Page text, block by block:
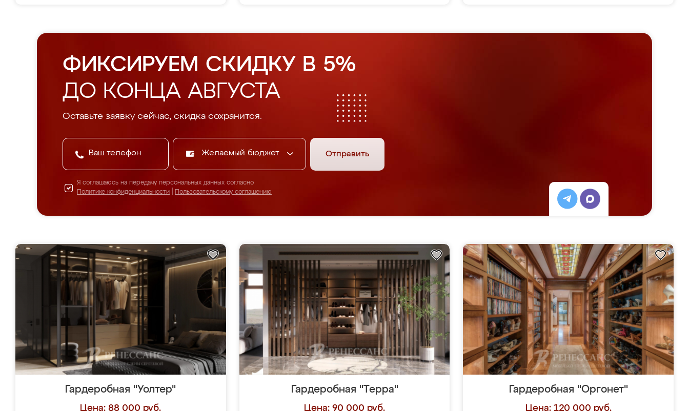
ФИКСИРУЕМ СКИДКУ В 5%
ДО КОНЦА АВГУСТА
Оставьте заявку сейчас, скидка сохранится.
Желаемый бюджет Отправить
Я соглашаюсь на передачу персональных данных согласно
Политике конфиденциальности
Пользовательскому соглашению
Гардеробная "Уолтер"
Цена: 88 000 руб.
Гардеробная "Терра"
Цена: 90 000 руб.
Гардеробная "Оргонет"
Цена: 120 000 руб.